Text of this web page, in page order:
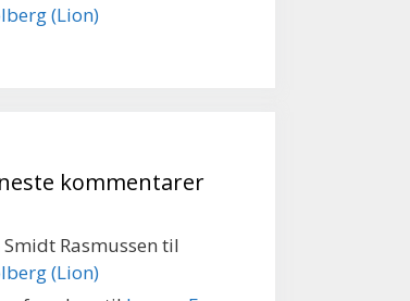
(Lion)
kommentarer
Smidt Rasmussen til
(Lion)